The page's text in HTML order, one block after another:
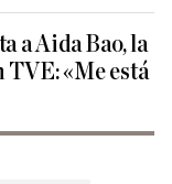
a Aida Bao, la
«Me está